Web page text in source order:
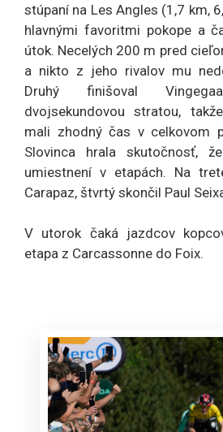
stúpaní na Les Angles (1,7 km,
hlavnými favoritmi pokope a
útok. Necelých 200 m pred
a nikto z jeho rivalov mu
Druhý finišoval
dvojsekundovou stratou,
mali zhodný čas v celkovom
Slovinca hrala skutočnosť,
umiestnení v etapách. Na
Carapaz, štvrtý skončil Paul
V utorok čaká jazdcov
etapa z Carcassonne do Foix.